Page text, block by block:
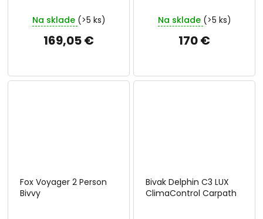
Na sklade (>5 ks)
169,05 €
Na sklade (>5 ks)
170 €
Fox Voyager 2 Person
Bivvy
Bivak Delphin C3 LUX
ClimaControl Carpath